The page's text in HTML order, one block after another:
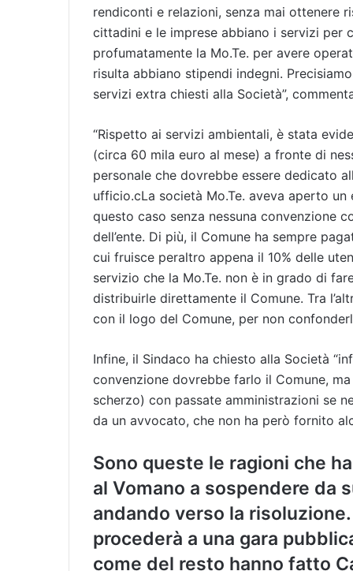
rendiconti e relazioni, senza mai ottenere
cittadini e le imprese abbiano i servizi per
profumatamente la Mo.Te. per avere
risulta abbiano stipendi indegni.
servizi extra chiesti alla Società”,
“Rispetto ai servizi ambientali, è stata
(circa 60 mila euro al mese) a fronte di
personale che dovrebbe essere dedicato
ufficio.cLa società Mo.Te. aveva aperto
questo caso senza nessuna convenzione
dell’ente. Di più, il Comune ha sempre
cui fruisce peraltro appena il 10% delle
servizio che la Mo.Te. non è in grado di
distribuirle direttamente il Comune. Tra
con il logo del Comune, per non
Infine, il Sindaco ha chiesto alla Società
convenzione dovrebbe farlo il Comune,
scherzo) con passate amministrazioni se
da un avvocato, che non ha però fornito
Sono queste le ragioni che
al Vomano a sospendere da
andando verso la
procederà a una gara
come del resto hanno fatto